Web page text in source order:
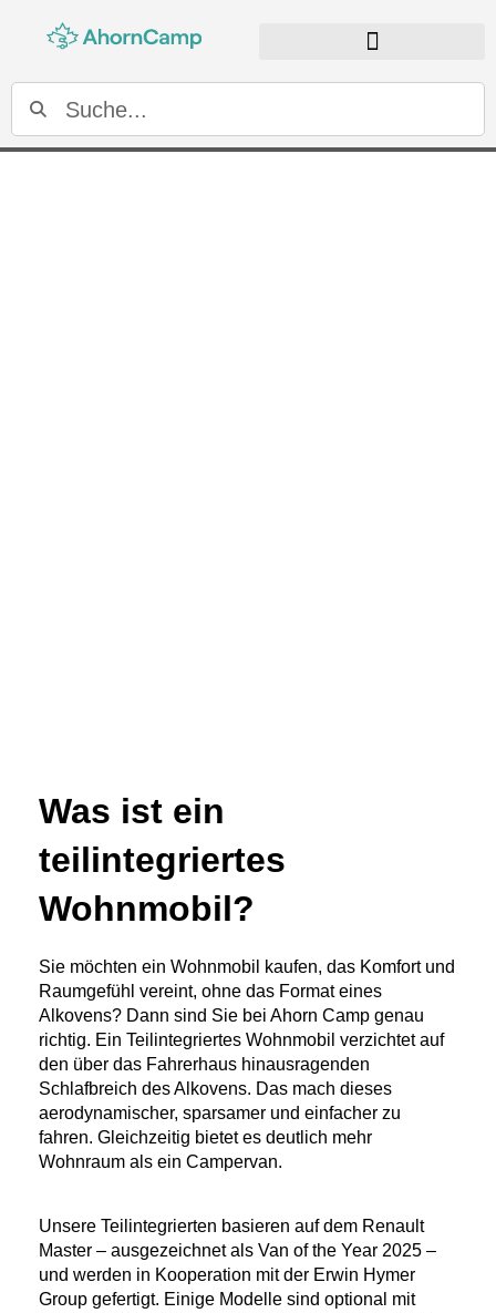
Was ist ein
teilintegriertes
Wohnmobil?
Sie möchten ein Wohnmobil kaufen, das Komfort und
Raumgefühl vereint, ohne das Format eines
Alkovens? Dann sind Sie bei Ahorn Camp genau
richtig. Ein Teilintegriertes Wohnmobil verzichtet auf
den über das Fahrerhaus hinausragenden
Schlafbreich des Alkovens. Das mach dieses
aerodynamischer, sparsamer und einfacher zu
fahren. Gleichzeitig bietet es deutlich mehr
Wohnraum als ein Campervan.
Unsere Teilintegrierten basieren auf dem Renault
Master – ausgezeichnet als Van of the Year 2025 –
und werden in Kooperation mit der Erwin Hymer
Group gefertigt. Einige Modelle sind optional mit